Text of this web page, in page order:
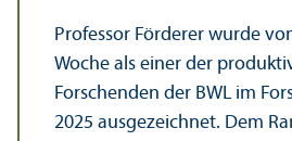
Professor Förderer wurde
Woche als einer der
Forschenden der BWL im
2025 ausgezeichnet. Dem